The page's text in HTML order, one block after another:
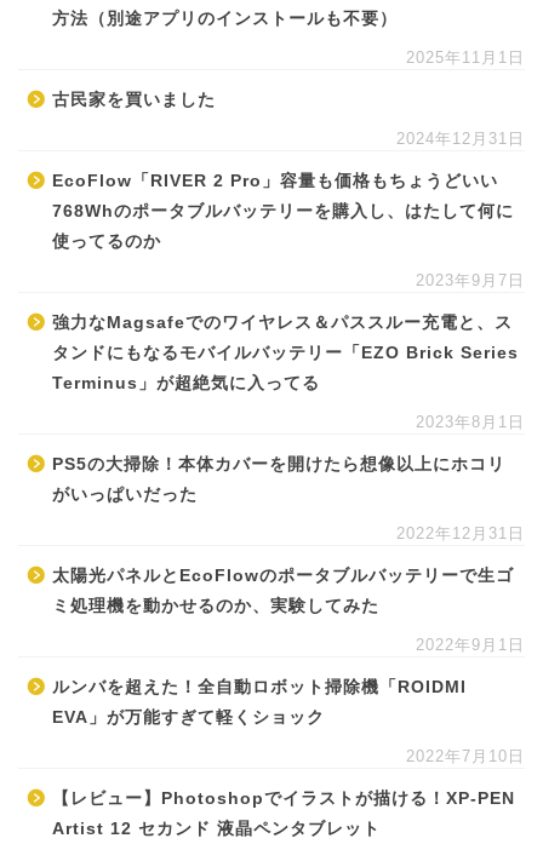
方法（別途アプリのインストールも不要）
2025年11月1日
古民家を買いました
2024年12月31日
EcoFlow「RIVER 2 Pro」容量も価格もちょうどいい
768Whのポータブルバッテリーを購入し、はたして何に
使ってるのか
2023年9月7日
強力なMagsafeでのワイヤレス＆パススルー充電と、ス
タンドにもなるモバイルバッテリー「EZO Brick Series
Terminus」が超絶気に入ってる
2023年8月1日
PS5の大掃除！本体カバーを開けたら想像以上にホコリ
がいっぱいだった
2022年12月31日
太陽光パネルとEcoFlowのポータブルバッテリーで生ゴ
ミ処理機を動かせるのか、実験してみた
2022年9月1日
ルンバを超えた！全自動ロボット掃除機「ROIDMI
EVA」が万能すぎて軽くショック
2022年7月10日
【レビュー】Photoshopでイラストが描ける！XP-PEN
Artist 12 セカンド 液晶ペンタブレット